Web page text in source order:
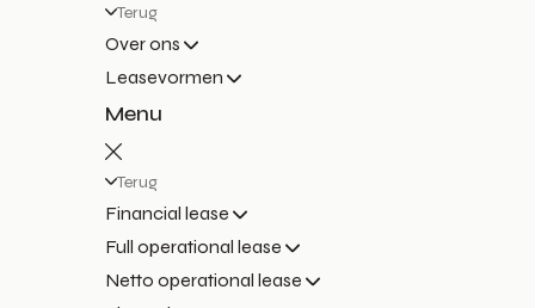
Terug
Over ons
Leasevormen
Menu
Terug
Financial lease
Full operational lease
Netto operational lease